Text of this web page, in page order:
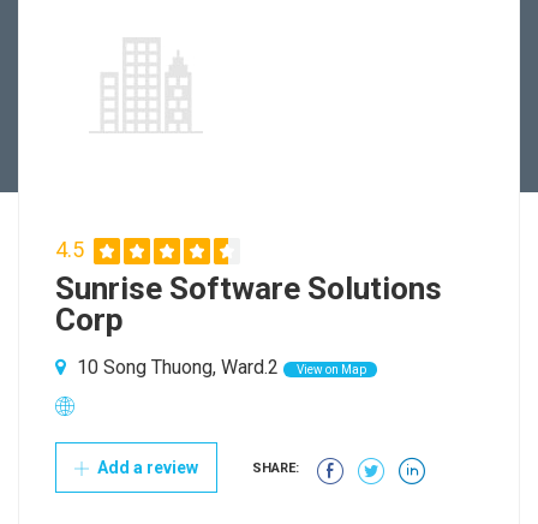
4.5
Sunrise Software Solutions
Corp
10 Song Thuong, Ward.2 View on Map
Add a review SHARE: